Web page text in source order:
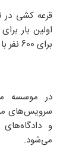
اولین بار
برای 600 نفر با حداقل 354 امتیاز دعوتنامه صادر شد.
در موسسه
سرویس‌های
و
می‌شود.